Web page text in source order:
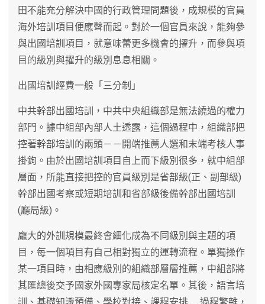
田不能充分解決中國的行政管理問題後，成規模的官員
海外培訓項目便應聲而起。對於一個官員來說，能夠參
與出國培訓項目，就意味蕾更多機會的擢升，而參與項
目的級別與擢升的級別息息相關。
出國培訓經費一般「三分制」
中共幹部出國培訓，中共中央組織部是無法繞過的權力
部門。據中組部內部人土透露，這個過程中，組織部把
控著幹部培訓的兩頭－－開端推薦人選和末端考核人事
掛鉤。由於出國培訓項目自上而下級別很多，就中組部
層面，所能直接把控的官員級別是省部級(正、副部級)
幹部出國考察或短期培訓和省部級後備幹部出國培訓
(廳局級)。
龐大的外訓規模最終會細化成為不同級別與主題的項
目，每一個項目有自己相對獨立的運轉流程。單獨操作
某一項目時，由相應級別的組織部層層推薦，中組部將
其匯總後交予國家外國專家局核定名單。其後，語言培